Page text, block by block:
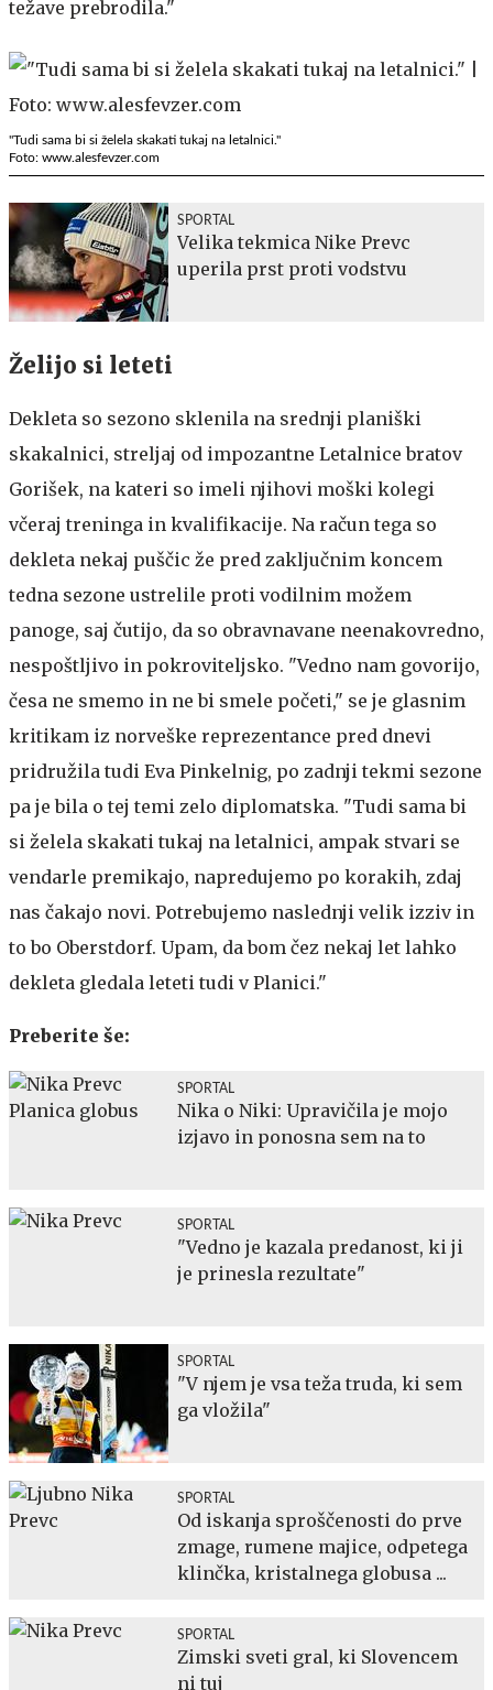
težave prebrodila."
"Tudi sama bi si želela skakati tukaj na letalnici."
Foto: www.alesfevzer.com
SPORTAL
Velika tekmica Nike Prevc
uperila prst proti vodstvu
Želijo si leteti
Dekleta so sezono sklenila na srednji planiški
skakalnici, streljaj od impozantne Letalnice bratov
Gorišek, na kateri so imeli njihovi moški kolegi
včeraj treninga in kvalifikacije. Na račun tega so
dekleta nekaj puščic že pred zaključnim koncem
tedna sezone ustrelile proti vodilnim možem
panoge, saj čutijo, da so obravnavane neenakovredno,
nespoštljivo in pokroviteljsko. "Vedno nam govorijo,
česa ne smemo in ne bi smele početi," se je glasnim
kritikam iz norveške reprezentance pred dnevi
pridružila tudi Eva Pinkelnig, po zadnji tekmi sezone
pa je bila o tej temi zelo diplomatska. "Tudi sama bi
si želela skakati tukaj na letalnici, ampak stvari se
vendarle premikajo, napredujemo po korakih, zdaj
nas čakajo novi. Potrebujemo naslednji velik izziv in
to bo Oberstdorf. Upam, da bom čez nekaj let lahko
dekleta gledala leteti tudi v Planici."
Preberite še:
SPORTAL
Nika o Niki: Upravičila je mojo
izjavo in ponosna sem na to
SPORTAL
"Vedno je kazala predanost, ki ji
je prinesla rezultate"
SPORTAL
"V njem je vsa teža truda, ki sem
ga vložila"
SPORTAL
Od iskanja sproščenosti do prve
zmage, rumene majice, odpetega
klinčka, kristalnega globusa ...
SPORTAL
Zimski sveti gral, ki Slovencem
ni tuj